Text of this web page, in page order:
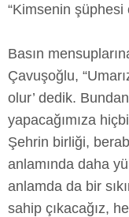
“Kimsenin şüphesi
Basın
Çavuşoğlu,
olur’ dedik.
yapacağımıza
Şehrin birliği,
anlamında daha
anlamda da bir
sahip çıkacağız,